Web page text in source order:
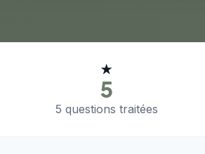
★
5
5 questions traitées